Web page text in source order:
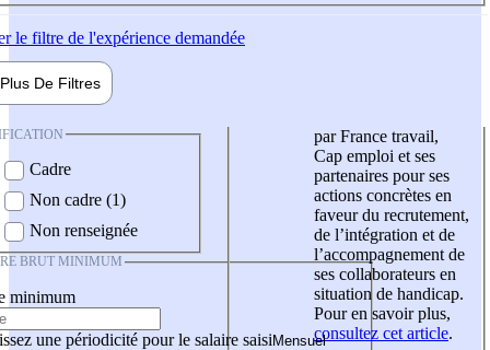
le filtre de l'expérience demandée
Plus De Filtres
Cadre
Non cadre (1)
Non renseignée
BRUT MINIMUM
minimum
une périodicité pour le salaire saisi
par France travail,
Cap emploi et ses
partenaires pour ses
actions concrètes en
faveur du recrutement,
de l’intégration et de
l’accompagnement de
ses collaborateurs en
situation de handicap.
Pour en savoir plus,
consultez cet article.